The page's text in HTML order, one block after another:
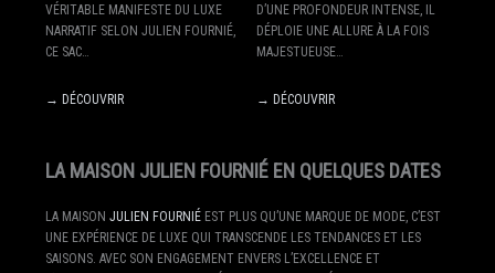
VÉRITABLE MANIFESTE DU LUXE
NARRATIF SELON JULIEN FOURNIÉ,
CE SAC…
→ DÉCOUVRIR
D’UNE PROFONDEUR INTENSE, IL
DÉPLOIE UNE ALLURE À LA FOIS
MAJESTUEUSE…
→ DÉCOUVRIR
LA MAISON JULIEN FOURNIÉ EN QUELQUES DATES
LA MAISON JULIEN FOURNIÉEST PLUS QU’UNE MARQUE DE MODE, C’EST
UNE EXPÉRIENCE DE LUXE QUI TRANSCENDE LES TENDANCES ET LES
SAISONS. AVEC SON ENGAGEMENT ENVERS L’EXCELLENCE ET